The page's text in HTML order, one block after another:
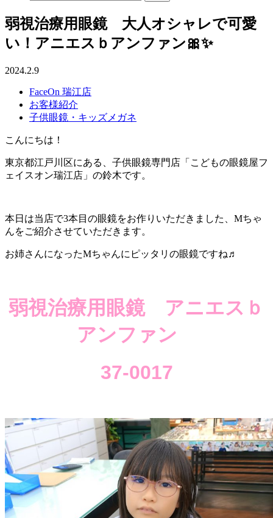
弱視治療用眼鏡 大人オシャレで可愛
い！アニエスｂアンファン🎀✨
2024.2.9
FaceOn 瑞江店
お客様紹介
子供眼鏡・キッズメガネ
こんにちは！
東京都江戸川区にある、子供眼鏡専門店「こどもの眼鏡屋フ
ェイスオン瑞江店」の鈴木です。
本日は当店で3本目の眼鏡をお作りいただきました、Mちゃ
んをご紹介させていただきます。
お姉さんになったMちゃんにピッタリの眼鏡ですね♬
弱視治療用眼鏡 アニエスｂ
アンファン
37-0017